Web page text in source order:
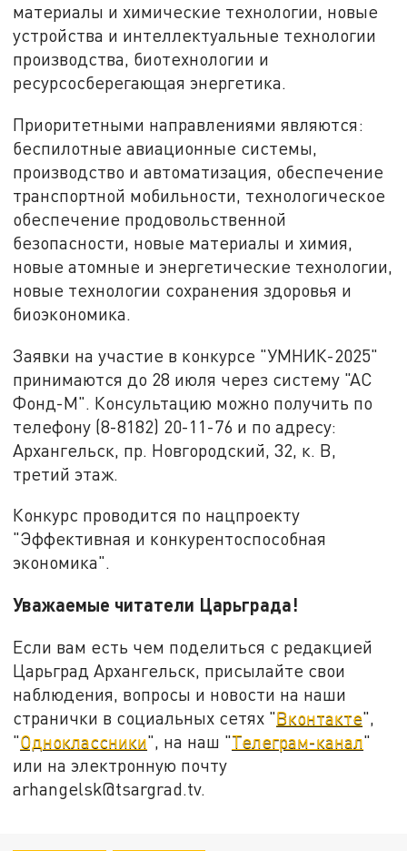
материалы и химические технологии, новые
устройства и интеллектуальные технологии
производства, биотехнологии и
ресурсосберегающая энергетика.
Приоритетными направлениями являются:
беспилотные авиационные системы,
производство и автоматизация, обеспечение
транспортной мобильности, технологическое
обеспечение продовольственной
безопасности, новые материалы и химия,
новые атомные и энергетические технологии,
новые технологии сохранения здоровья и
биоэкономика.
Заявки на участие в конкурсе "УМНИК-2025"
принимаются до 28 июля через систему "АС
Фонд-М". Консультацию можно получить по
телефону (8-8182) 20-11-76 и по адресу:
Архангельск, пр. Новгородский, 32, к. В,
третий этаж.
Конкурс проводится по нацпроекту
"Эффективная и конкурентоспособная
экономика".
Уважаемые читатели Царьграда!
Если вам есть чем поделиться с редакцией
Царьград Архангельск, присылайте свои
наблюдения, вопросы и новости на наши
странички в социальных сетях "Вконтакте",
"Одноклассники", на наш "Телеграм-канал"
или на электронную почту
arhangelsk@tsargrad.tv.